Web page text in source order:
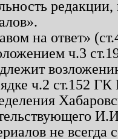
на ответ»
ч.3
ч.2 ст.152
не